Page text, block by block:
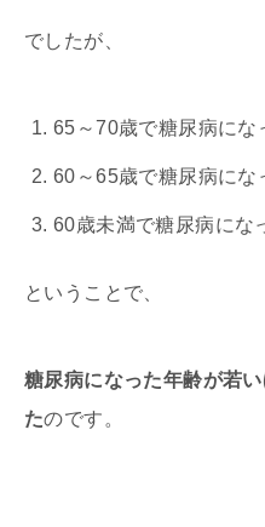
でしたが、
65～70歳で糖尿病にな
60～65歳で糖尿病にな
60歳未満で糖尿病にな
ということで、
糖尿病になった年齢が若
たのです。